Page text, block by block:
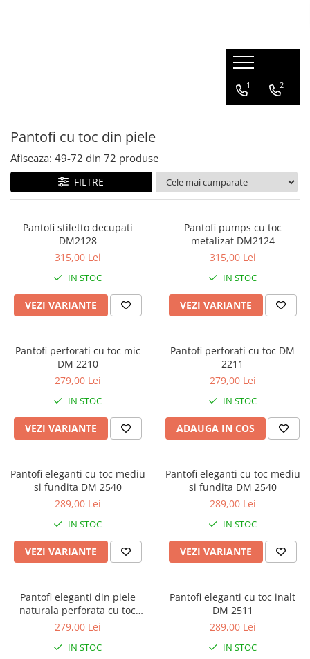
1 2
Pantofi cu toc din piele
Afiseaza: 49-72 din 72 produse
FILTRE
Pantofi stiletto decupati
DM2128
315,00 Lei
IN STOC
VEZI VARIANTE
Pantofi pumps cu toc
metalizat DM2124
315,00 Lei
IN STOC
VEZI VARIANTE
Pantofi perforati cu toc mic
DM 2210
279,00 Lei
IN STOC
VEZI VARIANTE
Pantofi perforati cu toc DM
2211
279,00 Lei
IN STOC
ADAUGA IN COS
Pantofi eleganti cu toc mediu
si fundita DM 2540
289,00 Lei
IN STOC
VEZI VARIANTE
Pantofi eleganti cu toc mediu
si fundita DM 2540
289,00 Lei
IN STOC
VEZI VARIANTE
Pantofi eleganti din piele
naturala perforata cu toc
mediu DM 2539
279,00 Lei
IN STOC
Pantofi eleganti cu toc inalt
DM 2511
289,00 Lei
IN STOC